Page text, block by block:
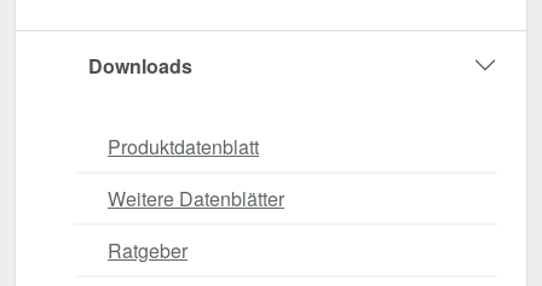
Downloads
Produktdatenblatt
Weitere Datenblätter
Ratgeber